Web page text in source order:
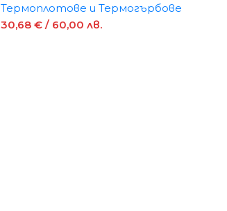
Термоплотове и Термогърбове
30,68 € / 60,00 лв.